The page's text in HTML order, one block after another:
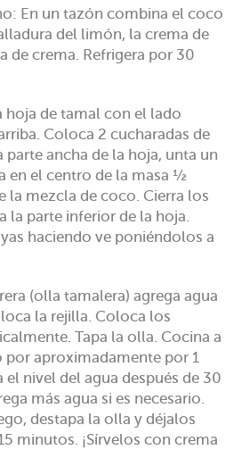
En un tazón combina el coco
del limón, la crema de
de crema. Refrigera por 30
hoja de tamal con el lado
Coloca 2 cucharadas de
parte ancha de la hoja, unta un
en el centro de la masa ½
la mezcla de coco. Cierra los
la parte inferior de la hoja.
haciendo ve poniéndolos a
(olla tamalera) agrega agua
la rejilla. Coloca los
Tapa la olla. Cocina a
por aproximadamente por 1
el nivel del agua después de 30
más agua si es necesario.
destapa la olla y déjalos
minutos. ¡Sírvelos con crema